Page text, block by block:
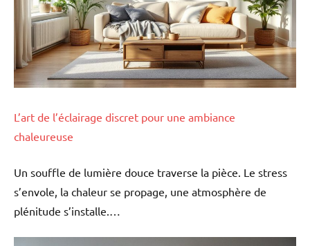
L’art de l’éclairage discret pour une ambiance
chaleureuse
Un souffle de lumière douce traverse la pièce. Le stress
s’envole, la chaleur se propage, une atmosphère de
plénitude s’installe.…